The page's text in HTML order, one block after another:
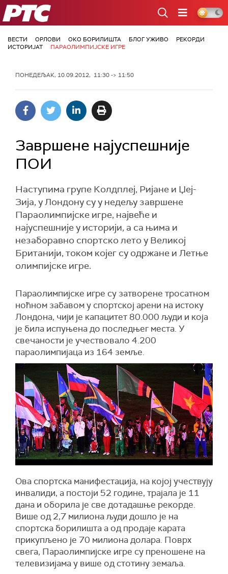
РТС
ВЕСТИ ОРЛОВИ ОКО БОРИЛИШТА БЛОГ УЖИВО
РЕКОРДИ
ИСТОРИЈАТ
ПАРАОЛИМПИЈСКЕ ИГРЕ
ПОНЕДЕЉАК, 10.09.2012, 11:30 -> 11:50
Завршене најуспешније
ПОИ
Наступима групе Колдплеј, Ријане и Џеј-
Зија, у Лондону су у недељу завршене
Параолимпијске игре, највеће и
најуспешније у историји, а са њима и
незаборавно спортско лето у Великој
Британији, током којег су одржане и Летње
олимпијске игре.
Параолимпијске игре су затворене тросатном
ноћном забавом у спортској арени на истоку
Лондона, чији је капацитет 80.000 људи и која
је била испуњена до последњег места. У
свечаности је учествовало 4.200
параолимпијаца из 164 земље.
Ова спортска манифестација, на којој учествују
инвалиди, а постоји 52 године, трајала је 11
дана и оборила је све дотадашње рекорде.
Више од 2,7 милиона људи дошло је на
спортска борилишта а од продаје карата
прикупљено је 70 милиона долара. Поврх
свега, Параолимпијске игре су преношене на
телевизијама у више од стотину земаља.